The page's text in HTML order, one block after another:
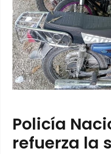
Policía
refuerza la